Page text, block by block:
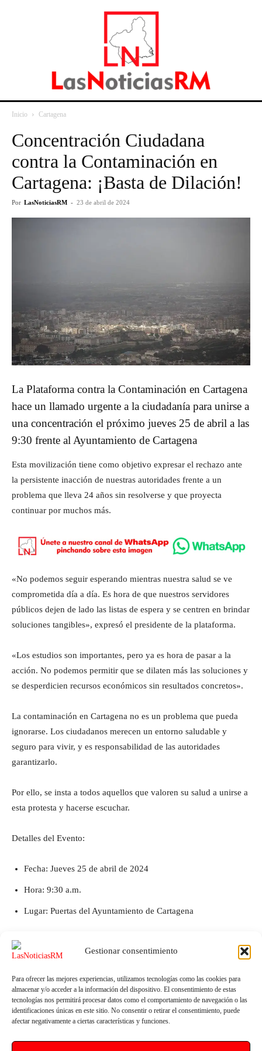
Gestionar consentimiento
Para ofrecer las mejores experiencias, utilizamos tecnologías como las cookies para
almacenar y/o acceder a la información del dispositivo. El consentimiento de estas
tecnologías nos permitirá procesar datos como el comportamiento de navegación o las
identificaciones únicas en este sitio. No consentir o retirar el consentimiento, puede
afectar negativamente a ciertas características y funciones.
Inicio Cartagena
Concentración Ciudadana
contra la Contaminación en
Cartagena: ¡Basta de Dilación!
Por LasNoticiasRM - 23 de abril de 2024
La Plataforma contra la Contaminación en Cartagena
hace un llamado urgente a la ciudadanía para unirse a
una concentración el próximo jueves 25 de abril a las
9:30 frente al Ayuntamiento de Cartagena
Esta movilización tiene como objetivo expresar el rechazo ante
la persistente inacción de nuestras autoridades frente a un
problema que lleva 24 años sin resolverse y que proyecta
continuar por muchos más.
«No podemos seguir esperando mientras nuestra salud se ve
comprometida día a día. Es hora de que nuestros servidores
públicos dejen de lado las listas de espera y se centren en brindar
soluciones tangibles», expresó el presidente de la plataforma.
«Los estudios son importantes, pero ya es hora de pasar a la
acción. No podemos permitir que se dilaten más las soluciones y
se desperdicien recursos económicos sin resultados concretos».
La contaminación en Cartagena no es un problema que pueda
ignorarse. Los ciudadanos merecen un entorno saludable y
seguro para vivir, y es responsabilidad de las autoridades
garantizarlo.
Por ello, se insta a todos aquellos que valoren su salud a unirse a
esta protesta y hacerse escuchar.
Detalles del Evento:
Fecha: Jueves 25 de abril de 2024
Hora: 9:30 a.m.
Lugar: Puertas del Ayuntamiento de Cartagena
Artículo anterior Artículo siguiente